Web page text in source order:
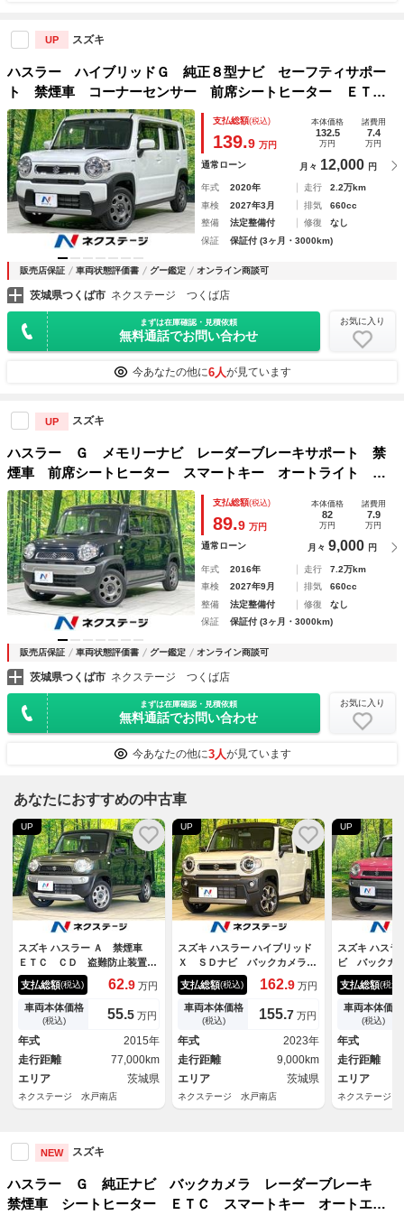
UP スズキ
ハスラー ハイブリッドＧ 純正８型ナビ セーフティサポー
ト 禁煙車 コーナーセンサー 前席シートヒーター ＥＴ
Ｃ スマートキー オートエアコン ハイビームアシスト 車
線逸脱警報 電動格納ミラー シートリフター 電動格納ミラ
ー
支払総額(税込)
139.9 万円
本体価格
132.5
万円
諸費用
7.4
万円
通常ローン 月々 12,000 円
年式 2020年 走行
2.2万km
車検
2027年3月 排気
660cc
整備
法定整備付 修復
なし
保証
保証付 (3ヶ月・3000km)
販売店保証 車両状態評価書 グー鑑定 オンライン商談可
茨城県つくば市 ネクステージ つくば店
まずは在庫確認・見積依頼
無料通話でお問い合わせ
お気に入り
今あなたの他に6人が見ています
UP スズキ
ハスラー Ｇ メモリーナビ レーダーブレーキサポート 禁
煙車 前席シートヒーター スマートキー オートライト Ｅ
ＴＣ 純正１５インチＡＷ 電動格納ミラー 盗難防止システ
ム アイドリングストップ機能 プライバシーＧ
支払総額(税込)
89.9 万円
本体価格
82
万円
諸費用
7.9
万円
通常ローン 月々 9,000 円
年式 2016年 走行
7.2万km
車検
2027年9月 排気
660cc
整備
法定整備付 修復
なし
保証
保証付 (3ヶ月・3000km)
販売店保証 車両状態評価書 グー鑑定 オンライン商談可
茨城県つくば市 ネクステージ つくば店
まずは在庫確認・見積依頼
無料通話でお問い合わせ
お気に入り
今あなたの他に3人が見ています
あなたにおすすめの中古車
UP
スズキ ハスラー Ａ 禁煙車
ＥＴＣ ＣＤ 盗難防止装置
プライバシーガラス ドアバイ
ザー キーレス トラクション
コントロール 衝突安全ボデ
ィ 横滑り防止装置
支払総額(税込) 62.9 万円
車両本体価格
(税込) 55.5 万円
年式
2015年
走行距離
77,000km
エリア
茨城県
ネクステージ 水戸南店
UP
スズキ ハスラー ハイブリッド
Ｘ ＳＤナビ バックカメラ
衝突被害軽減システム アダプ
ティブクルーズ 禁煙車 コー
ナーセンサー スマートキー
ＬＥＤヘッド ビルトインＥＴ
Ｃ 純正１５インチアルミ 車
線逸脱警報 オートライト
支払総額(税込) 162.9 万円
車両本体価格
(税込) 155.7 万円
年式
2023年
走行距離
9,000km
エリア
茨城県
ネクステージ 水戸南店
UP
スズキ ハス
ビ バックカ
減システム
ーター ＨＩ
コ スマート
ト オートエ
ｔｏｏｔｈ
ングストッ
支払総額(税込)
車両本体価格
(税込)
年式
走行距離
エリア
ネクステージ
NEW スズキ
ハスラー Ｇ 純正ナビ バックカメラ レーダーブレーキ
禁煙車 シートヒーター ＥＴＣ スマートキー オートエア